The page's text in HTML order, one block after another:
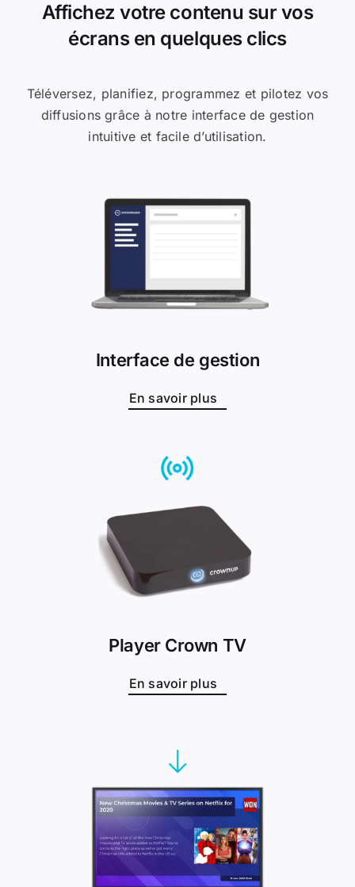
Affichez votre contenu sur vos
écrans en quelques clics
Téléversez, planifiez, programmez et pilotez vos
diffusions grâce à notre interface de gestion
intuitive et facile d’utilisation.
Interface de gestion
En savoir plus
Player Crown TV
En savoir plus